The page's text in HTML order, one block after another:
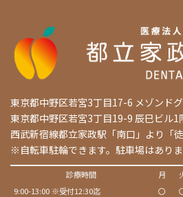
東京都中野区若宮3丁目17-6 メゾンド
東京都中野区若宮3丁目19-9 辰巳ビル1
西武新宿線都立家政駅「南口」より「徒
※自転車駐輪できます。駐車場はありま
診療時間 月
9:00-13:00 ※受付12:30迄
〇